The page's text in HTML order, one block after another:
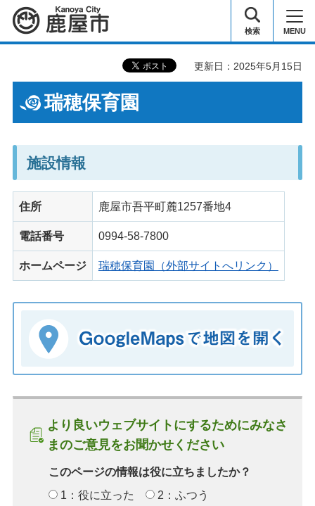
鹿屋市 検索 MENU
更新日：2025年5月15日
瑞穂保育園
施設情報
住所 鹿屋市吾平町麓1257番地4
電話番号 0994-58-7800
ホームページ 瑞穂保育園（外部サイトへリンク）
より良いウェブサイトにするためにみなさ
まのご意見をお聞かせください
このページの情報は役に立ちましたか？
1：役に立った
2：ふつう